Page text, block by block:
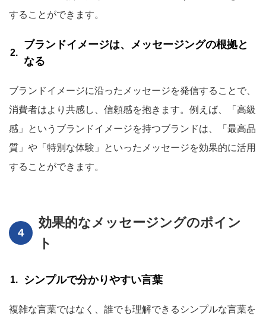
することができます。
ブランドイメージは、メッセージングの根拠と
なる
ブランドイメージに沿ったメッセージを発信することで、
消費者はより共感し、信頼感を抱きます。例えば、「高級
感」というブランドイメージを持つブランドは、「最高品
質」や「特別な体験」といったメッセージを効果的に活用
することができます。
効果的なメッセージングのポイン
ト
シンプルで分かりやすい言葉
複雑な言葉ではなく、誰でも理解できるシンプルな言葉を